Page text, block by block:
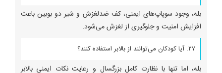
بله، وجود سوپاپ‌های ایمنی، کف ضدلغزش و شیر دو بوبین باعث
افزایش امنیت و جلوگیری از لغزش می‌شود.
۲۷. آیا کودکان می‌توانند از بالابر استفاده کنند؟
بله، اما تنها با نظارت کامل بزرگسال و رعایت نکات ایمنی بالابر